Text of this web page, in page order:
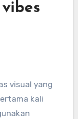
visual yang
kali